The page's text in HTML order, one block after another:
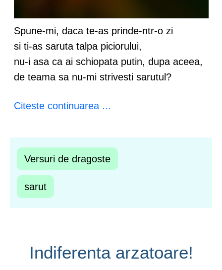
Spune-mi, daca te-as prinde-ntr-o zi
si ti-as saruta talpa piciorului,
nu-i asa ca ai schiopata putin, dupa aceea,
de teama sa nu-mi strivesti sarutul?
Citeste continuarea ...
Versuri de dragoste
sarut
Indiferenta arzatoare!